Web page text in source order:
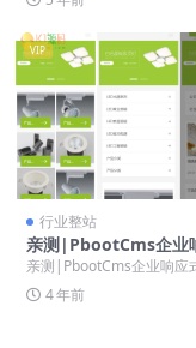
码，但是这种平台上基本...
VIP
行业整站
亲测|PbootCms企业
绿色LED灯具照明网
板下载
亲测|PbootCms企业响应
D灯具照明网站源码模板下
C...4 年前